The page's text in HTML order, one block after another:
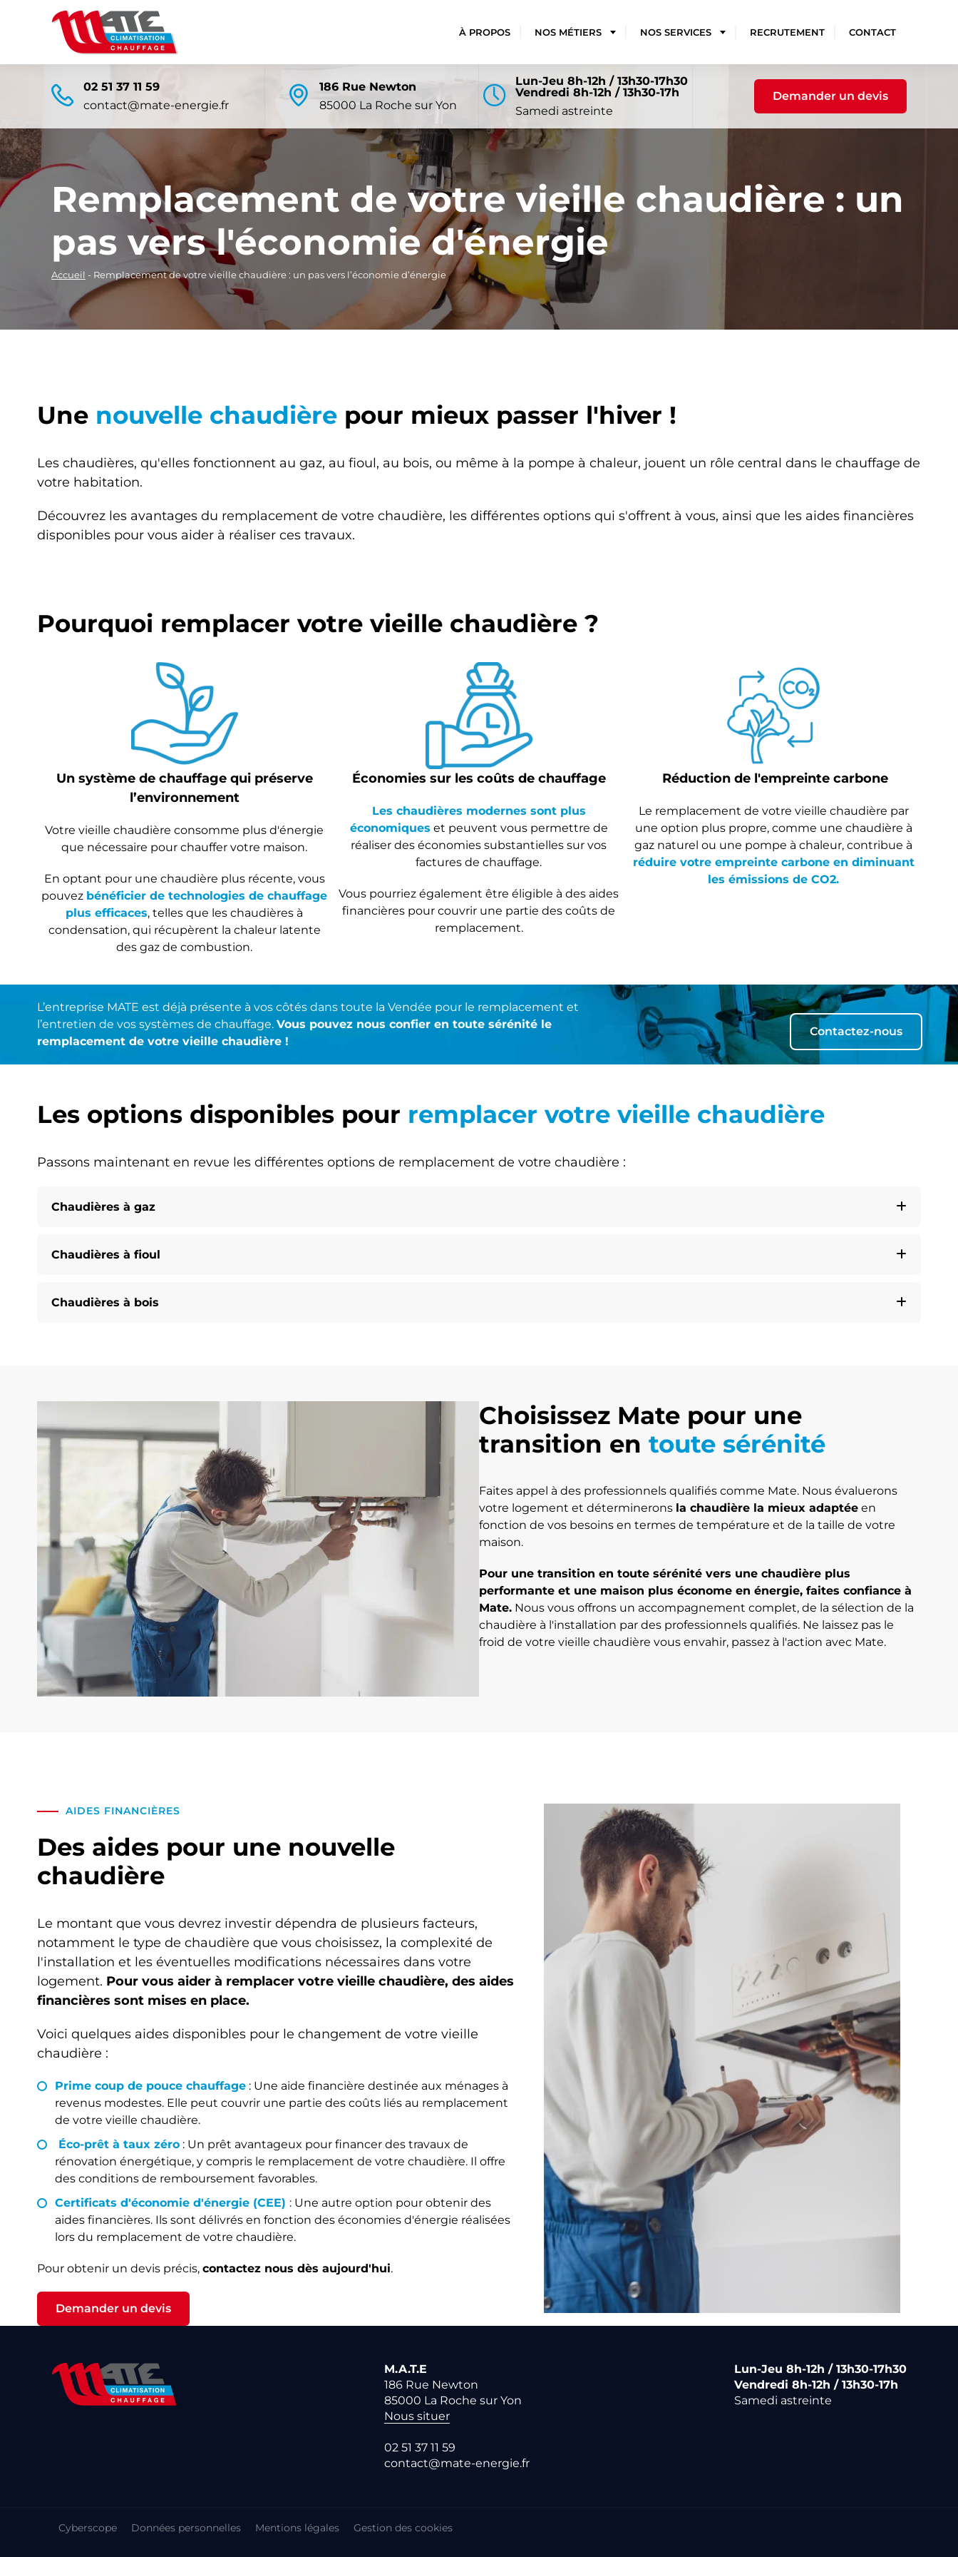
À PROPOS NOS MÉTIERS NOS SERVICES RECRUTEMENT CONTACT
02 51 37 11 59
contact@mate-energie.fr
186 Rue Newton
85000 La Roche sur Yon
Lun-Jeu 8h-12h / 13h30-17h30
Vendredi 8h-12h / 13h30-17h
Samedi astreinte
Demander un devis
Remplacement de votre vieille chaudière : un
pas vers l'économie d'énergie
Accueil - Remplacement de votre vieille chaudière : un pas vers l’économie d’énergie
Une nouvelle chaudière pour mieux passer l'hiver !
Les chaudières, qu'elles fonctionnent au gaz, au fioul, au bois, ou même à la pompe à chaleur, jouent un rôle central dans le chauffage de
votre habitation.
Découvrez les avantages du remplacement de votre chaudière, les différentes options qui s'offrent à vous, ainsi que les aides financières
disponibles pour vous aider à réaliser ces travaux.
Pourquoi remplacer votre vieille chaudière ?
Un système de chauffage qui préserve
l’environnement
Votre vieille chaudière consomme plus d'énergie
que nécessaire pour chauffer votre maison.
En optant pour une chaudière plus récente, vous
pouvez bénéficier de technologies de chauffage
plus efficaces, telles que les chaudières à
condensation, qui récupèrent la chaleur latente
des gaz de combustion.
Économies sur les coûts de chauffage
Les chaudières modernes sont plus
économiques et peuvent vous permettre de
réaliser des économies substantielles sur vos
factures de chauffage.
Vous pourriez également être éligible à des aides
financières pour couvrir une partie des coûts de
remplacement.
Réduction de l'empreinte carbone
Le remplacement de votre vieille chaudière par
une option plus propre, comme une chaudière à
gaz naturel ou une pompe à chaleur, contribue à
réduire votre empreinte carbone en diminuant
les émissions de CO2.
L’entreprise MATE est déjà présente à vos côtés dans toute la Vendée pour le remplacement et
l’entretien de vos systèmes de chauffage. Vous pouvez nous confier en toute sérénité le
remplacement de votre vieille chaudière !
Contactez-nous
Les options disponibles pour remplacer votre vieille chaudière
Passons maintenant en revue les différentes options de remplacement de votre chaudière :
Chaudières à gaz
Chaudières à fioul
Chaudières à bois
Choisissez Mate pour une
transition en toute sérénité
Faites appel à des professionnels qualifiés comme Mate. Nous évaluerons
votre logement et déterminerons la chaudière la mieux adaptée en
fonction de vos besoins en termes de température et de la taille de votre
maison.
Pour une transition en toute sérénité vers une chaudière plus
performante et une maison plus économe en énergie, faites confiance à
Mate. Nous vous offrons un accompagnement complet, de la sélection de la
chaudière à l'installation par des professionnels qualifiés. Ne laissez pas le
froid de votre vieille chaudière vous envahir, passez à l'action avec Mate.
AIDES FINANCIÈRES
Des aides pour une nouvelle
chaudière
Le montant que vous devrez investir dépendra de plusieurs facteurs,
notamment le type de chaudière que vous choisissez, la complexité de
l'installation et les éventuelles modifications nécessaires dans votre
logement. Pour vous aider à remplacer votre vieille chaudière, des aides
financières sont mises en place.
Voici quelques aides disponibles pour le changement de votre vieille
chaudière :
Prime coup de pouce chauffage : Une aide financière destinée aux ménages à
revenus modestes. Elle peut couvrir une partie des coûts liés au remplacement
de votre vieille chaudière.
Éco-prêt à taux zéro : Un prêt avantageux pour financer des travaux de
rénovation énergétique, y compris le remplacement de votre chaudière. Il offre
des conditions de remboursement favorables.
Certificats d'économie d'énergie (CEE) : Une autre option pour obtenir des
aides financières. Ils sont délivrés en fonction des économies d'énergie réalisées
lors du remplacement de votre chaudière.
Pour obtenir un devis précis, contactez nous dès aujourd'hui.
Demander un devis
M.A.T.E
186 Rue Newton
85000 La Roche sur Yon
Nous situer
02 51 37 11 59
contact@mate-energie.fr
Lun-Jeu 8h-12h / 13h30-17h30
Vendredi 8h-12h / 13h30-17h
Samedi astreinte
Cyberscope Données personnelles Mentions légales Gestion des cookies